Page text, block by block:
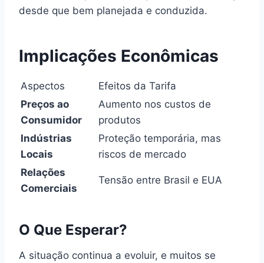
desde que bem planejada e conduzida.
Implicações Econômicas
Aspectos
Efeitos da Tarifa
Preços ao
Consumidor
Aumento nos custos de
produtos
Indústrias
Locais
Proteção temporária, mas
riscos de mercado
Relações
Comerciais
Tensão entre Brasil e EUA
O Que Esperar?
A situação continua a evoluir, e muitos se